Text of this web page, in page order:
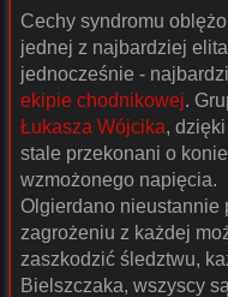
Cechy syndromu
jednej z najbardziej
jednocześnie -
ekipie chodnikowej.
Łukasza Wójcika,
stale przekonani o
wzmożonego napięcia.
Olgierdano nieustannie
zagrożeniu z każdej
zaszkodzić śledztwu,
Bielszczaka, wszyscy